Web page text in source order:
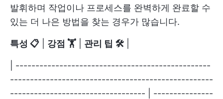
발휘하며 작업이나 프로세스를 완벽하게 완료할 수
있는 더 나은 방법을 찾는 경우가 많습니다.
특성 📋 강점 🏋 관리 팁 🛠️
| -------------------------------------------------
---------------------------------------------------
---------------------------------- | ---------------